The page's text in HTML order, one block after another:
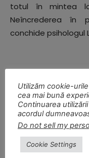
totul în mintea
Neîncrederea în
conchide psihologul
Facebook
Articolul precedent
Jucăriile care „vorbesc”
Utilizăm cookie-
cea mai bună
Continuarea
acordul
Do not sell my
Cookie Settings